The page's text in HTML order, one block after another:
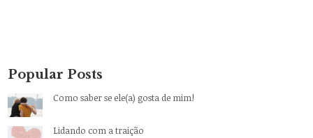
Popular Posts
Como saber se ele(a) gosta de mim!
Lidando com a traição